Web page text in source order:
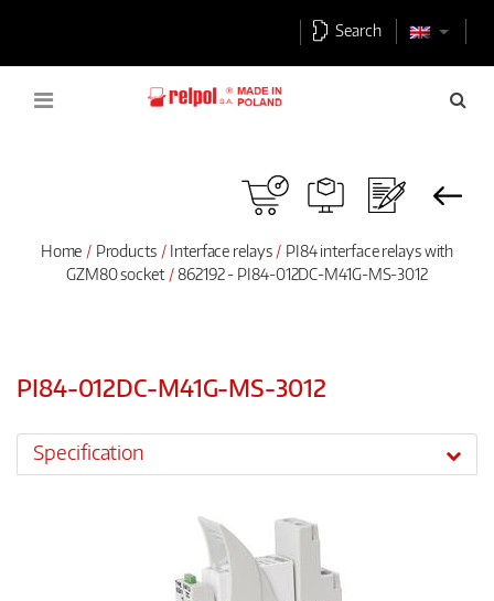
Search
Home Products Interface relays
PI84 interface relays with
GZM80 socket
862192 - PI84-012DC-M41G-MS-3012
PI84-012DC-M41G-MS-3012
Specification